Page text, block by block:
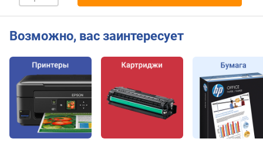
м
а
к
.
а
е
Возможно, вас заинтересует